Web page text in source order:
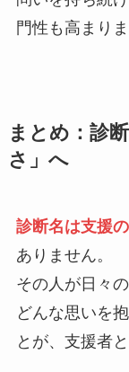
門性も高まりま
まとめ：診
さ」へ
診断名は支援
ありません。
その人が日々
どんな思いを
とが、支援者